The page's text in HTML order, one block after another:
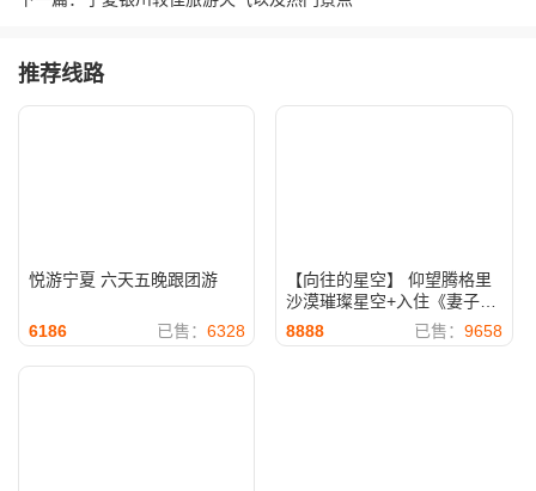
推荐线路
悦游宁夏 六天五晚跟团游
6186 已售： 6328
【向往的星空】 仰望腾格里
沙漠璀璨星空+入住《妻子的
浪漫》同款沙漠星星酒店 专
业观星课堂 4晚5天休闲游 一
8888 已售： 9658